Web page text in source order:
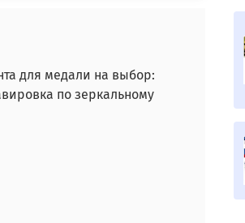
для медали на выбор:
по зеркальному